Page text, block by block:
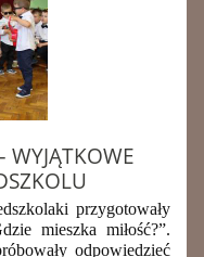
WYJĄTKOWE
przygotowały
mieszka miłość?”.
odpowiedzieć